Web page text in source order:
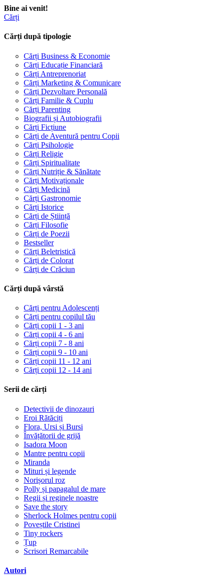
Bine ai venit!
Cărți
Cărți după tipologie
Cărți Business & Economie
Cărți Educație Financiară
Cărți Antreprenoriat
Cărți Marketing & Comunicare
Cărți Dezvoltare Personală
Cărți Familie & Cuplu
Cărți Parenting
Biografii și Autobiografii
Cărți Ficțiune
Cărți de Aventură pentru Copii
Cărți Psihologie
Cărți Religie
Cărți Spiritualitate
Cărți Nutriție & Sănătate
Cărți Motivaționale
Cărți Medicină
Cărți Gastronomie
Cărți Istorice
Cărți de Știință
Cărți Filosofie
Cărți de Poezii
Bestseller
Cărți Beletristică
Cărți de Colorat
Cărți de Crăciun
Cărți după vârstă
Cărți pentru Adolescenți
Cărți pentru copilul tău
Cărți copii 1 - 3 ani
Cărți copii 4 - 6 ani
Cărți copii 7 - 8 ani
Cărți copii 9 - 10 ani
Cărți copii 11 - 12 ani
Cărți copii 12 - 14 ani
Serii de cărți
Detectivii de dinozauri
Eroi Rătăciți
Flora, Ursi și Bursi
Învățătorii de grijă
Isadora Moon
Mantre pentru copii
Miranda
Mituri și legende
Norișorul roz
Polly și papagalul de mare
Regii și reginele noastre
Save the story
Sherlock Holmes pentru copii
Poveștile Cristinei
Tiny rockers
Țup
Scrisori Remarcabile
Autori